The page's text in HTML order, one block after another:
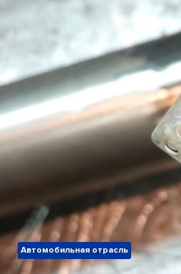
Автомобильная отрасль